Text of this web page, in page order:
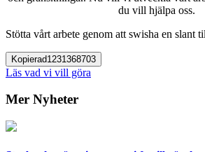
du vill hjälpa oss.
Stötta vårt arbete genom att swisha en slant
Kopierad1231368703
Läs vad vi vill göra
Mer Nyheter